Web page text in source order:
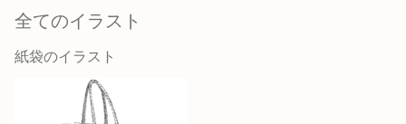
全てのイラスト
紙袋のイラスト